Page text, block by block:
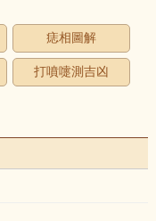
痣相圖解
打噴嚏測吉凶